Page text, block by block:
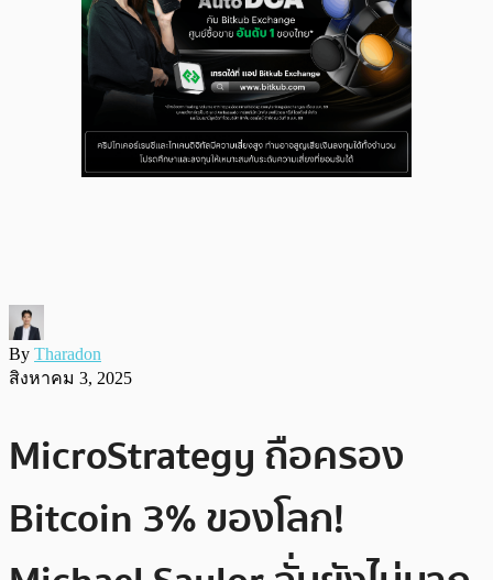
By Tharadon
สิงหาคม 3, 2025
MicroStrategy ถือครอง
Bitcoin 3% ของโลก!